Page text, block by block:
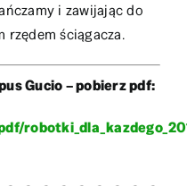
i zawijając do
rzędem ściągacza.
Gucio – pobierz pdf: